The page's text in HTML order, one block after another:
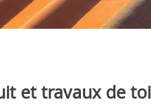
et travaux de